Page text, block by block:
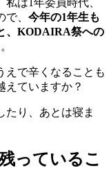
、 今年の1年生も
、KODAIRA祭への
えで辛くなることも
えていますか？
たり、あとは寝ま
っているこ